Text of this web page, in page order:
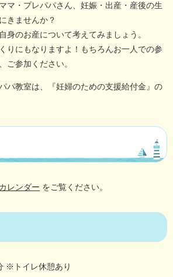
マ・プレパパさん、妊娠・出産・産後の生
きませんか？
身のお産について考えてみましょう。
りにもなりますよ！もちろんお一人での参
ご参加ください。
パ教室は、『妊婦のための支援給付金』の
レンダー をご覧ください。
※トイレ休憩あり